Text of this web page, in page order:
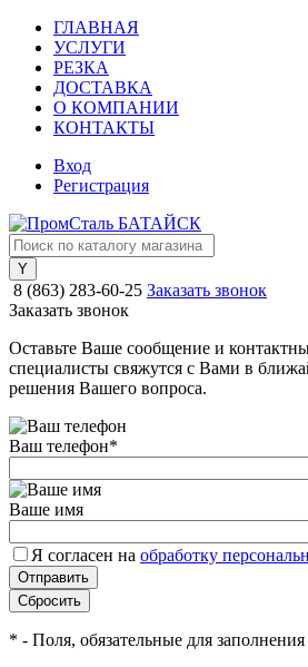
ГЛАВНАЯ
УСЛУГИ
РЕЗКА
ДОСТАВКА
О КОМПАНИИ
КОНТАКТЫ
Вход
Регистрация
8 (863) 283-60-25 Заказать звонок
Заказать звонок
Оставьте Ваше сообщение и
специалисты свяжутся с Вами в
решения Вашего вопроса.
Ваш телефон*
Ваше имя
Я согласен на обработку
* - Поля, обязательные для заполнения